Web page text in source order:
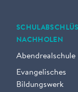
NACHHOLEN
Abendrealschule
Evangelisches
Bildungswerk